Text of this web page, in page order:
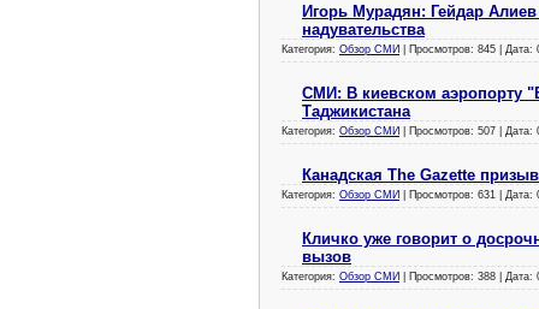
Игорь Мурадян: Гейдар
надувательства
Категория: Обзор СМИ | Просмотров: 845 | Дата:
СМИ: В киевском аэропорту
Таджикистана
Категория: Обзор СМИ | Просмотров: 507 | Дата:
Канадская The Gazette
Категория: Обзор СМИ | Просмотров: 631 | Дата:
Кличко уже говорит о
вызов
Категория: Обзор СМИ | Просмотров: 388 | Дата: